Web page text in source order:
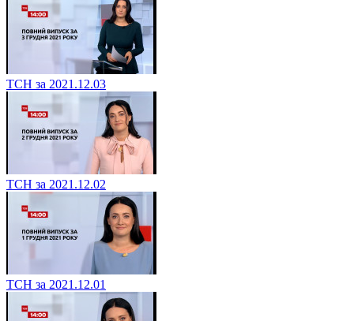
ТСН за 2021.12.03
ТСН за 2021.12.02
ТСН за 2021.12.01